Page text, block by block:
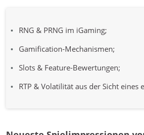
RNG & PRNG im iGaming;
Gamification-Mechanismen;
Slots & Feature-Bewertungen;
RTP & Volatilität aus der Sicht eines